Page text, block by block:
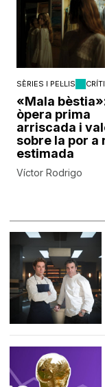
SÈRIES I PEL·LIS
«Mala
òpera prima
arriscada i
sobre la por a
estimada
Víctor Rodrigo